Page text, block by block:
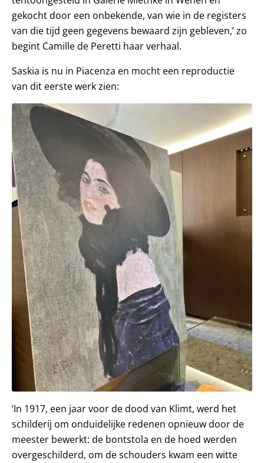
gekocht door een onbekende, van wie in de registers
van die tijd geen gegevens bewaard zijn gebleven,’ zo
begint Camille de Peretti haar verhaal.
Saskia is nu in Piacenza en mocht een reproductie
van dit eerste werk zien:
‘In 1917, een jaar voor de dood van Klimt, werd het
schilderij om onduidelijke redenen opnieuw door de
meester bewerkt: de bont­stola en de hoed werden
overgeschilderd, om de schouders kwam een witte